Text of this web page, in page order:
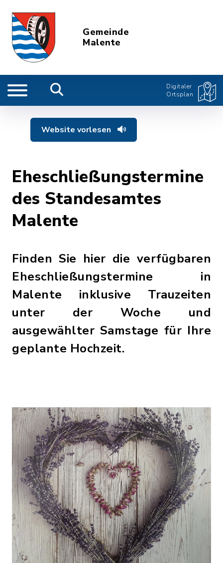
Gemeinde
Malente
Digitaler
Ortsplan
Website vorlesen
Eheschließungstermine
des Standesamtes
Malente
Finden Sie hier die verfügbaren
Eheschließungstermine in
Malente inklusive Trauzeiten
unter der Woche und
ausgewählter Samstage für Ihre
geplante Hochzeit.